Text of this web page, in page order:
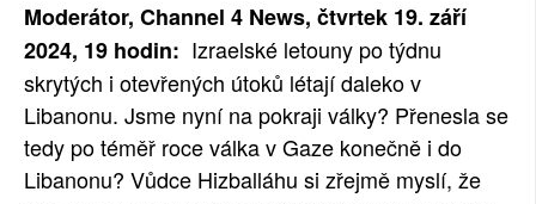
PŘÍSPĚVKY NA PROVOZ
SOCIÁLNÍ SÍTĚ
RUBRIKY
Moderátor, Channel 4 News, čtvrtek 19. září
2024, 19 hodin: Izraelské letouny po týdnu
skrytých i otevřených útoků létají daleko v
Libanonu. Jsme nyní na pokraji války? Přenesla se
tedy po téměř roce válka v Gaze konečně i do
Libanonu? Vůdce Hizballáhu si zřejmě myslí, že